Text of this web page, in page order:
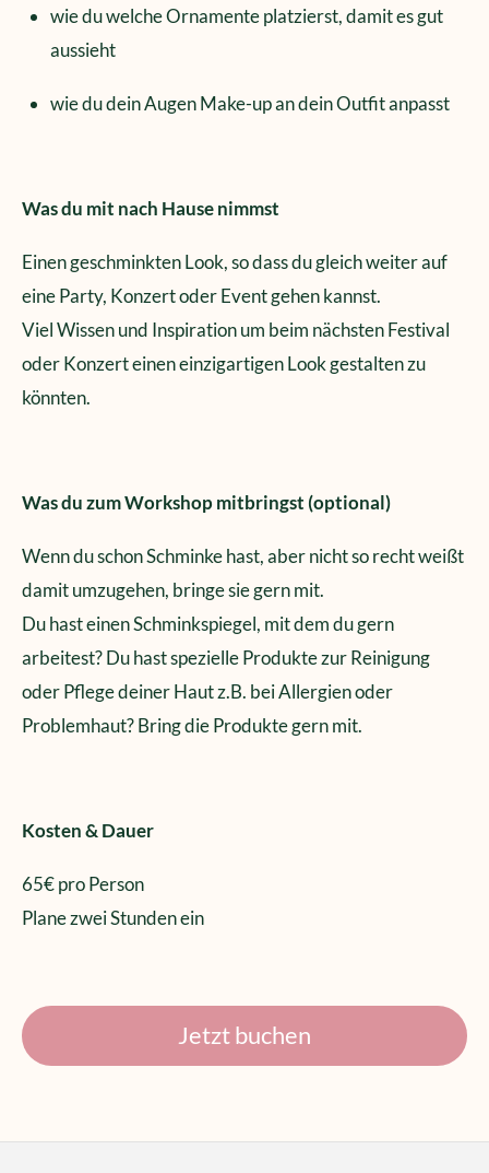
wie du welche Ornamente platzierst, damit es gut
aussieht
wie du dein Augen Make-up an dein Outfit anpasst
Was du mit nach Hause nimmst
Einen geschminkten Look, so dass du gleich weiter auf
eine Party, Konzert oder Event gehen kannst.
Viel Wissen und Inspiration um beim nächsten Festival
oder Konzert einen einzigartigen Look gestalten zu
könnten.
Was du zum Workshop mitbringst (optional)
Wenn du schon Schminke hast, aber nicht so recht weißt
damit umzugehen, bringe sie gern mit.
Du hast einen Schminkspiegel, mit dem du gern
arbeitest? Du hast spezielle Produkte zur Reinigung
oder Pflege deiner Haut z.B. bei Allergien oder
Problemhaut? Bring die Produkte gern mit.
Kosten & Dauer
65€ pro Person
Plane zwei Stunden ein
Jetzt buchen